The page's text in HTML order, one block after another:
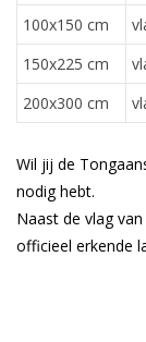
100x150 cm
150x225 cm
200x300 cm
Wil jij de
nodig hebt.
Naast de vlag
officieel erkende